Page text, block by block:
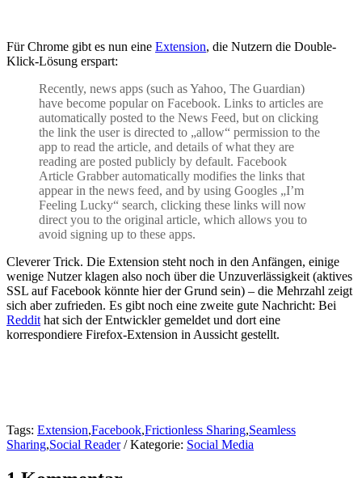
Für Chrome gibt es nun eine Extension, die Nutzern die Double-
Klick-Lösung erspart:
Recently, news apps (such as Yahoo, The Guardian)
have become popular on Facebook. Links to articles are
automatically posted to the News Feed, but on clicking
the link the user is directed to „allow“ permission to the
app to read the article, and details of what they are
reading are posted publicly by default. Facebook
Article Grabber automatically modifies the links that
appear in the news feed, and by using Googles „I’m
Feeling Lucky“ search, clicking these links will now
direct you to the original article, which allows you to
avoid signing up to these apps.
Cleverer Trick. Die Extension steht noch in den Anfängen, einige
wenige Nutzer klagen also noch über die Unzuverlässigkeit (aktives
SSL auf Facebook könnte hier der Grund sein) – die Mehrzahl zeigt
sich aber zufrieden. Es gibt noch eine zweite gute Nachricht: Bei
Reddit hat sich der Entwickler gemeldet und dort eine
korrespondiere Firefox-Extension in Aussicht gestellt.
Tags: Extension,Facebook,Frictionless Sharing,Seamless
Sharing,Social Reader/ Kategorie: Social Media